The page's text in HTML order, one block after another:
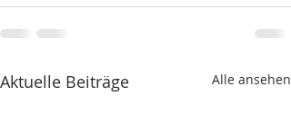
Aktuelle Beiträge Alle ansehen